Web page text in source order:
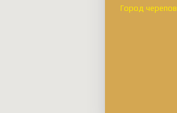
Город черепов